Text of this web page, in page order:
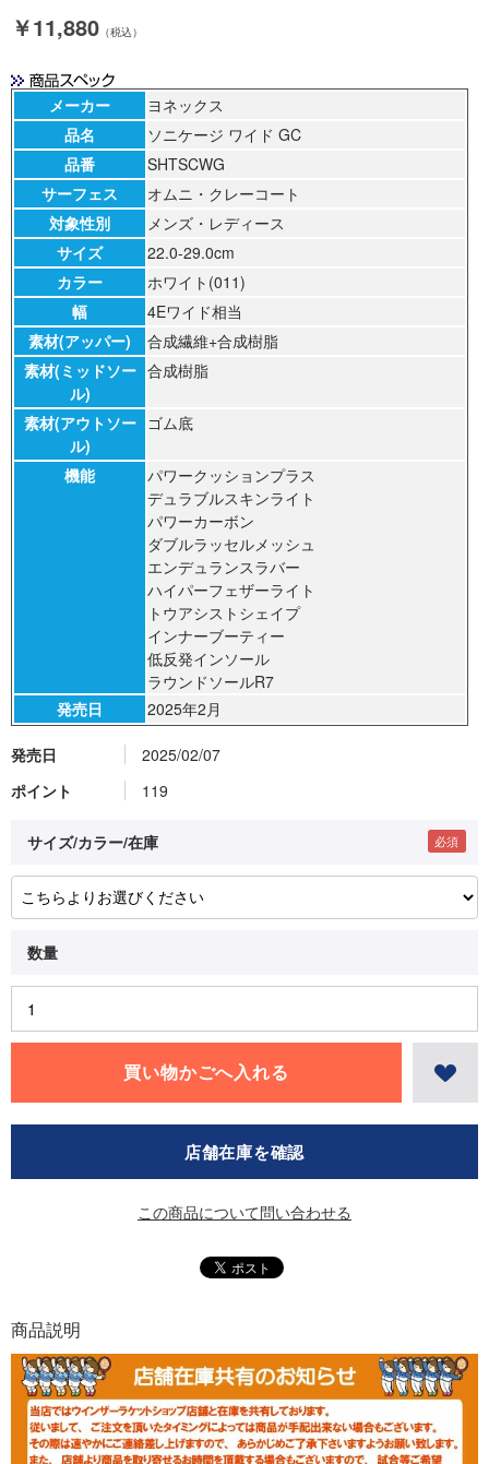
￥11,880 （税込）
発売日
2025/02/07
ポイント
119
サイズ/カラー/在庫
店舗在庫を確認
この商品について問い合わせる
メーカー
ヨネックス
品名
ソニケージ ワイド GC
品番
SHTSCWG
サーフェス
オムニ・クレーコート
対象性別
メンズ・レディース
サイズ
22.0-29.0cm
カラー
ホワイト(011)
幅
4Eワイド相当
素材(アッパー)
合成繊維+合成樹脂
素材(ミッドソー
ル)
合成樹脂
素材(アウトソー
ル)
ゴム底
機能
パワークッションプラス
デュラブルスキンライト
パワーカーボン
ダブルラッセルメッシュ
エンデュランスラバー
ハイパーフェザーライト
トウアシストシェイプ
インナーブーティー
低反発インソール
ラウンドソールR7
発売日
2025年2月
商品説明